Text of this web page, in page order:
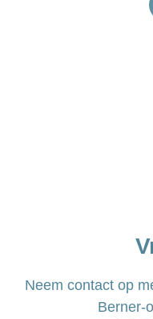
Neem contact op
Berner-